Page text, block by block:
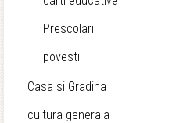
Prescolari
povesti
Casa si Gradina
cultura generala